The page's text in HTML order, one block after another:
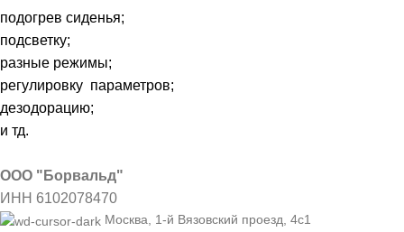
подогрев сиденья;
подсветку;
разные режимы;
регулировку параметров;
дезодорацию;
и тд.
ООО "Борвальд"
ИНН 6102078470
Москва, 1-й Вязовский проезд, 4с1